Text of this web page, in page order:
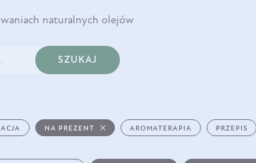
naturalnych olejów
SZUKAJ
NA PREZENT AROMATERAPIA PRZEPIS